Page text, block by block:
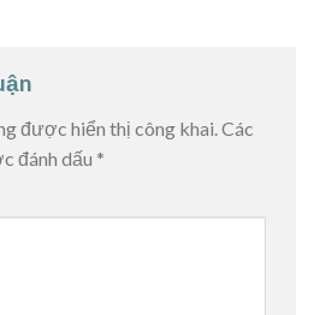
được hiển thị công khai. Các
đánh dấu *